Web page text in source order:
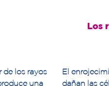
Los
de los rayos
una
El
dañan las